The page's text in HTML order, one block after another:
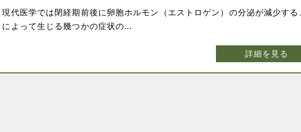
現代医学では閉経期前後に卵胞ホルモン（エストロゲン）の分泌が減少する
によって生じる幾つかの症状の...
詳細を見る